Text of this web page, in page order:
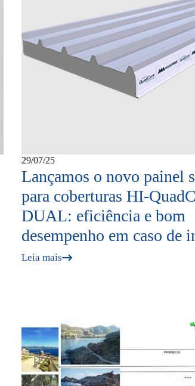
29/07/25
Lançamos o novo painel
para coberturas HI-
DUAL: eficiência e bom
desempenho em caso de
Leia mais